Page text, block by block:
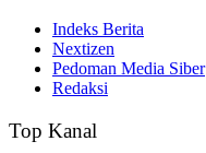
Indeks Berita
Nextizen
Pedoman Media Siber
Redaksi
Top Kanal